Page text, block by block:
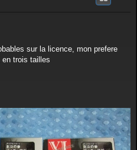
sur la licence, mon prefere
trois tailles